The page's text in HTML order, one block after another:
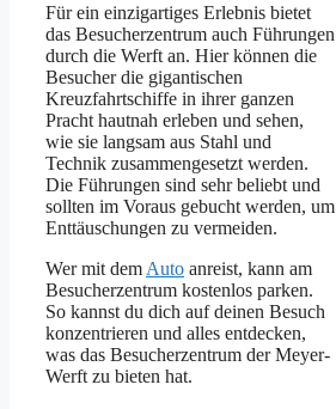
Für ein einzigartiges Erlebnis bietet
das Besucherzentrum auch Führungen
durch die Werft an. Hier können die
Besucher die gigantischen
Kreuzfahrtschiffe in ihrer ganzen
Pracht hautnah erleben und sehen,
wie sie langsam aus Stahl und
Technik zusammengesetzt werden.
Die Führungen sind sehr beliebt und
sollten im Voraus gebucht werden, um
Enttäuschungen zu vermeiden.
Wer mit dem Auto anreist, kann am
Besucherzentrum kostenlos parken.
So kannst du dich auf deinen Besuch
konzentrieren und alles entdecken,
was das Besucherzentrum der Meyer-
Werft zu bieten hat.